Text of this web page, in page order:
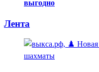
выгодно
Лента